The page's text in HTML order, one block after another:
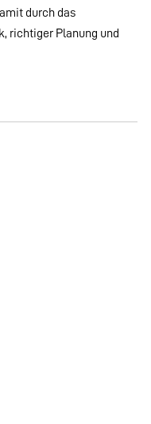
durch das
richtiger Planung und